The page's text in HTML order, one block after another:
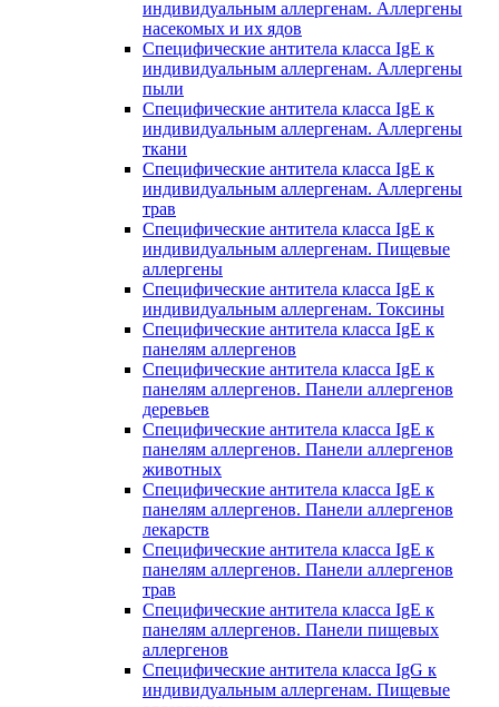
индивидуальным аллергенам. Аллергены
насекомых и их ядов
Специфические антитела класса IgE к
индивидуальным аллергенам. Аллергены
пыли
Специфические антитела класса IgE к
индивидуальным аллергенам. Аллергены
ткани
Специфические антитела класса IgE к
индивидуальным аллергенам. Аллергены
трав
Специфические антитела класса IgE к
индивидуальным аллергенам. Пищевые
аллергены
Специфические антитела класса IgE к
индивидуальным аллергенам. Токсины
Специфические антитела класса IgE к
панелям аллергенов
Специфические антитела класса IgE к
панелям аллергенов. Панели аллергенов
деревьев
Специфические антитела класса IgE к
панелям аллергенов. Панели аллергенов
животных
Специфические антитела класса IgE к
панелям аллергенов. Панели аллергенов
лекарств
Специфические антитела класса IgE к
панелям аллергенов. Панели аллергенов
трав
Специфические антитела класса IgE к
панелям аллергенов. Панели пищевых
аллергенов
Специфические антитела класса IgG к
индивидуальным аллергенам. Пищевые